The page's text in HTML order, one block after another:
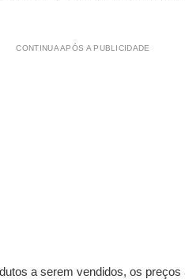
CONTINUA APÓS A PUBLICIDADE
a serem vendidos, os